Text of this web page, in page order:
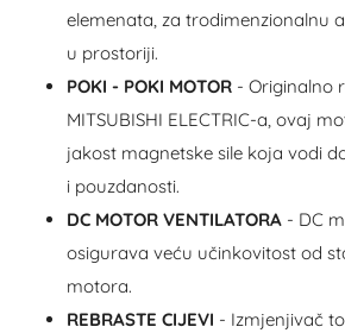
elemenata, za trodimenzionalnu
u prostoriji.
POKI - POKI MOTOR - Originalno
MITSUBISHI ELECTRIC-a, ovaj
jakost magnetske sile koja vodi
i pouzdanosti.
DC MOTOR VENTILATORA - DC
osigurava veću učinkovitost od
motora.
REBRASTE CIJEVI - Izmjenjivač